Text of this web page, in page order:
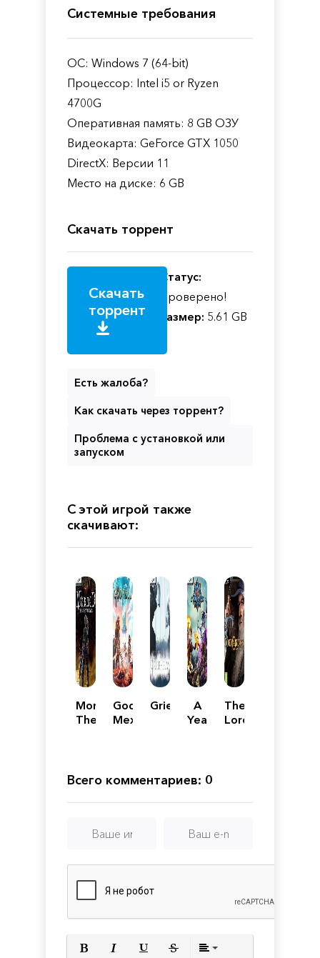
Системные требования
ОС: Windows 7 (64-bit)
Процессор: Intel i5 or Ryzen
4700G
Оперативная память: 8 GB ОЗУ
Видеокарта: GeForce GTX 1050
DirectX: Версии 11
Место на диске: 6 GB
Скачать торрент
Скачать
торрент
Статус:
Проверено!
Размер: 5.61 GB
Есть жалоба?
Как скачать через торрент?
Проблема с установкой или
запуском
С этой игрой также
скачивают:
Morbid:
The
Godfall
Механики
Griefhelm
A
Year
The
Lord
Game
Definitive
Всего комментариев: 0